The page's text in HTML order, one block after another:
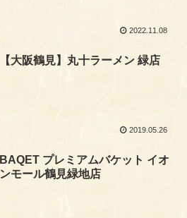
2022.11.08
【大阪鶴見】丸十ラーメン 緑店
2019.05.26
BAQET プレミアムバケット イオ
ンモール鶴見緑地店